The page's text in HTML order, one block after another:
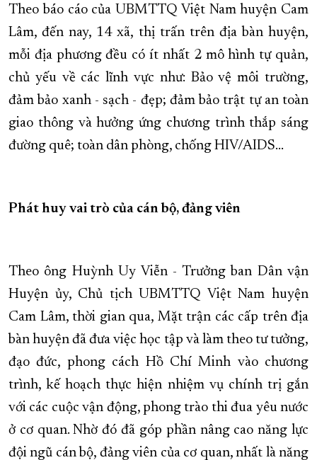
Theo báo cáo của UBMTTQ Việt Nam huyện Cam
Lâm, đến nay, 14 xã, thị trấn trên địa bàn huyện,
mỗi địa phương đều có ít nhất 2 mô hình tự quản,
chủ yếu về các lĩnh vực như: Bảo vệ môi trường,
đảm bảo xanh - sạch - đẹp; đảm bảo trật tự an toàn
giao thông và hưởng ứng chương trình thắp sáng
đường quê; toàn dân phòng, chống HIV/AIDS…
Phát huy vai trò của cán bộ, đảng viên
Theo ông Huỳnh Uy Viễn - Trưởng ban Dân vận
Huyện ủy, Chủ tịch UBMTTQ Việt Nam huyện
Cam Lâm, thời gian qua, Mặt trận các cấp trên địa
bàn huyện đã đưa việc học tập và làm theo tư tưởng,
đạo đức, phong cách Hồ Chí Minh vào chương
trình, kế hoạch thực hiện nhiệm vụ chính trị gắn
với các cuộc vận động, phong trào thi đua yêu nước
ở cơ quan. Nhờ đó đã góp phần nâng cao năng lực
đội ngũ cán bộ, đảng viên của cơ quan, nhất là năng